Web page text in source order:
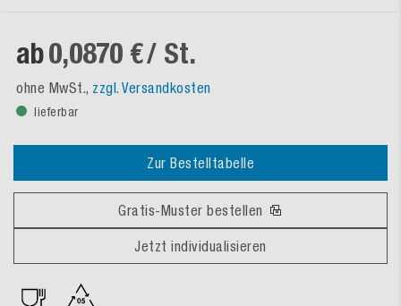
ab0,0870 €/ St.
ohne MwSt., zzgl. Versandkosten
lieferbar
Zur Bestelltabelle
Gratis-Muster bestellen
Jetzt individualisieren